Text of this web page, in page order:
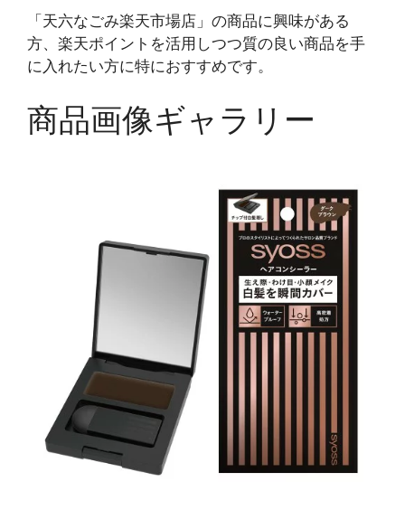
「天六なごみ楽天市場店」の商品に興味がある
方、楽天ポイントを活用しつつ質の良い商品を手
に入れたい方に特におすすめです。
商品画像ギャラリー